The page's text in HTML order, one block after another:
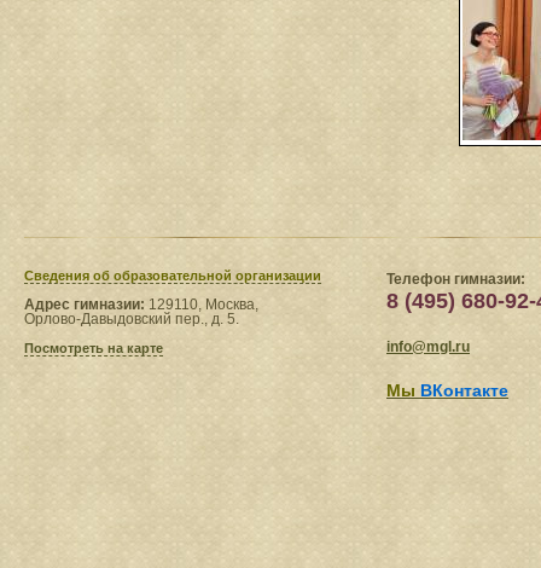
Сведения​ об образовательной организации
Адрес гимназии: 129110, Москва,
Орлово-Давыдовский пер., д. 5.
Посмотреть на карте
Телефон гимназии:
8 (495) 680-92-
info@mgl.ru
Мы ВКонтакте